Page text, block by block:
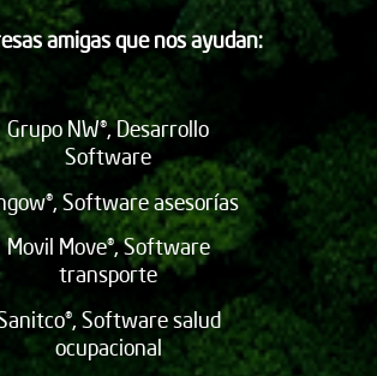
amigas que nos ayudan:
Grupo NW®, Desarrollo
Software
Software asesorías
Movil Move®, Software
transporte
Software salud
ocupacional